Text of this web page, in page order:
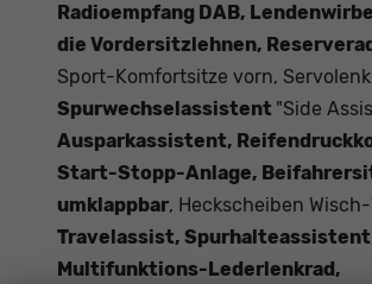
Radioempfang DAB,
die Vordersitzlehnen,
Sport-Komfortsitze vorn,
Spurwechselassistent "Side
Ausparkassistent,
Start-Stopp-Anlage,
umklappbar, Heckscheiben
Travelassist, Spurhalteassistent
Multifunktions-Lederlenkrad,